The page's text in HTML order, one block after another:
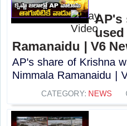
AP's
Ramanaidu | V6
AP's share of Krishna
Nimmala Ramanaidu |
CATEGORY: NEWS